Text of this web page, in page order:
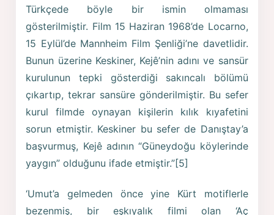
Türkçede böyle bir ismin olmaması
gösterilmiştir. Film 15 Haziran 1968’de Locarno,
15 Eylül’de Mannheim Film Şenliği’ne davetlidir.
Bunun üzerine Keskiner, Kejê’nin adını ve sansür
kurulunun tepki gösterdiği sakıncalı bölümü
çıkartıp, tekrar sansüre gönderilmiştir. Bu sefer
kurul filmde oynayan kişilerin kılık kıyafetini
sorun etmiştir. Keskiner bu sefer de Danıştay’a
başvurmuş, Kejê adının “Güneydoğu köylerinde
yaygın” olduğunu ifade etmiştir.”[5]
‘Umut’a gelmeden önce yine Kürt motiflerle
bezenmiş, bir eşkıyalık filmi olan ‘Aç